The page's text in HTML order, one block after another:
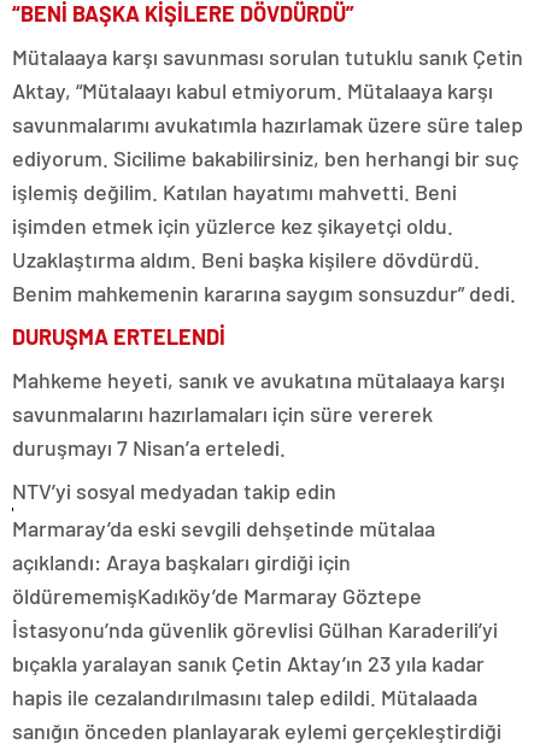
“BENİ BAŞKA KİŞİLERE DÖVDÜRDÜ”
Mütalaaya karşı savunması sorulan tutuklu sanık Çetin
Aktay, “Mütalaayı kabul etmiyorum. Mütalaaya karşı
savunmalarımı avukatımla hazırlamak üzere süre talep
ediyorum. Sicilime bakabilirsiniz, ben herhangi bir suç
işlemiş değilim. Katılan hayatımı mahvetti. Beni
işimden etmek için yüzlerce kez şikayetçi oldu.
Uzaklaştırma aldım. Beni başka kişilere dövdürdü.
Benim mahkemenin kararına saygım sonsuzdur” dedi.
DURUŞMA ERTELENDİ
Mahkeme heyeti, sanık ve avukatına mütalaaya karşı
savunmalarını hazırlamaları için süre vererek
duruşmayı 7 Nisan’a erteledi.
NTV’yi sosyal medyadan takip edin
Marmaray’da eski sevgili dehşetinde mütalaa
açıklandı: Araya başkaları girdiği için
öldürememişKadıköy’de Marmaray Göztepe
İstasyonu’nda güvenlik görevlisi Gülhan Karaderili’yi
bıçakla yaralayan sanık Çetin Aktay’ın 23 yıla kadar
hapis ile cezalandırılmasını talep edildi. Mütalaada
sanığın önceden planlayarak eylemi gerçekleştirdiği